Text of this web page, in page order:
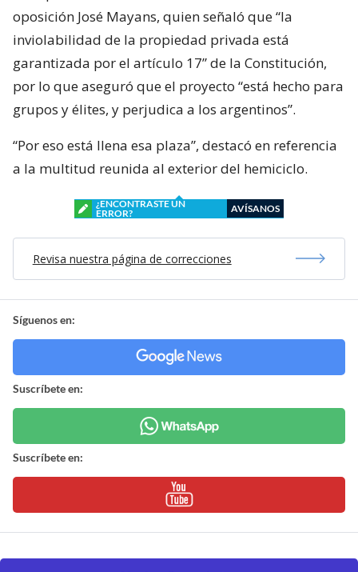
oposición José Mayans, quien señaló que “la
inviolabilidad de la propiedad privada está
garantizada por el artículo 17” de la Constitución,
por lo que aseguró que el proyecto “está hecho para
grupos y élites, y perjudica a los argentinos”.
“Por eso está llena esa plaza”, destacó en referencia
a la multitud reunida al exterior del hemiciclo.
¿ENCONTRASTE UN
ERROR?
AVÍSANOS
Revisa nuestra página de correcciones
Síguenos en:
Suscríbete en:
Suscríbete en: